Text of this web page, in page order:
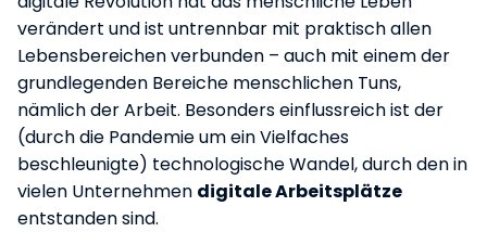
verändert und ist untrennbar mit praktisch allen
Lebensbereichen verbunden – auch mit einem der
grundlegenden Bereiche menschlichen Tuns,
nämlich der Arbeit. Besonders einflussreich ist der
(durch die Pandemie um ein Vielfaches
beschleunigte) technologische Wandel, durch den in
vielen Unternehmen digitale Arbeitsplätze
entstanden sind.